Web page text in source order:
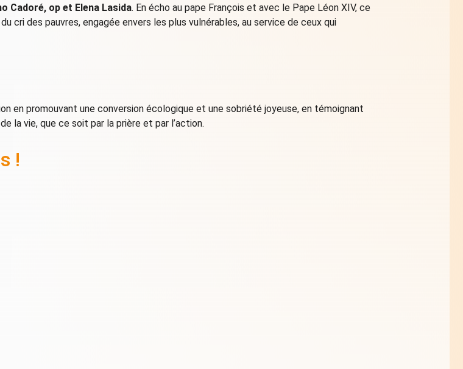
Cadoré, op et Elena Lasida. En écho au pape François et avec le Pape Léon XIV, ce
cri des pauvres, engagée envers les plus vulnérables, au service de ceux qui
en promouvant une conversion écologique et une sobriété joyeuse, en témoignant
la vie, que ce soit par la prière et par l’action.
!